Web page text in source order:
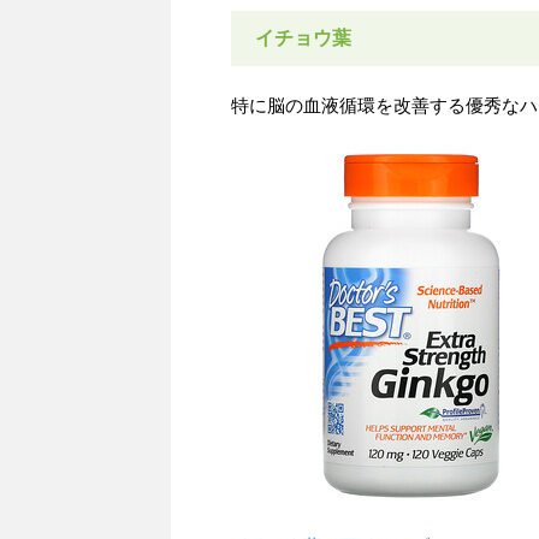
イチョウ葉
特に脳の血液循環を改善する優秀なハ